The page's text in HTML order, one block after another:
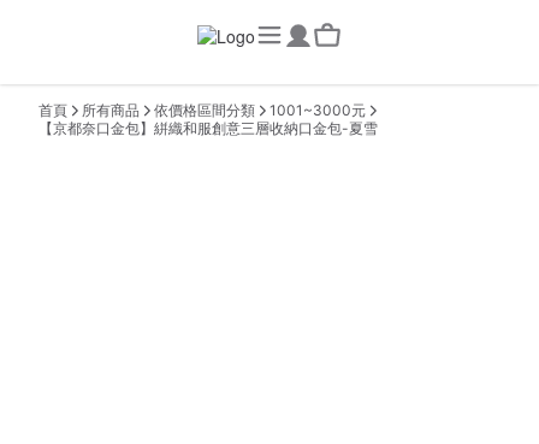
首頁 所有商品 依價格區間分類
1001~3000元
【京都奈口金包】絣織和服創意三層收納口金包-夏雪